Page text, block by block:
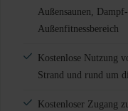
Außensaunen,
Außenfitnessbereich
Kostenlose Nutzung
Strand und rund um
Kostenloser Zugang